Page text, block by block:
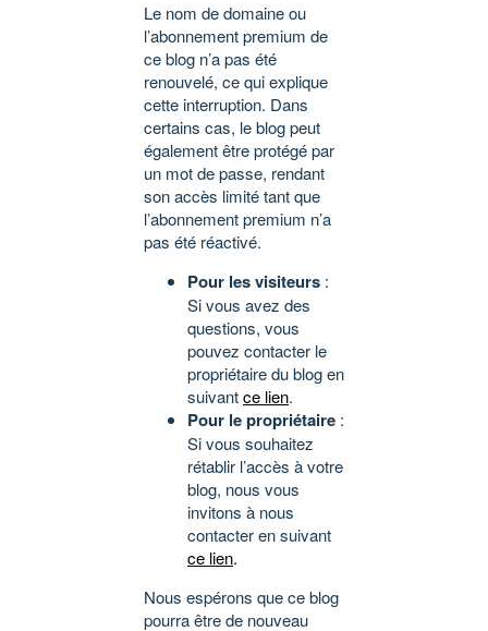
Le nom de domaine ou
l’abonnement premium de
ce blog n’a pas été
renouvelé, ce qui explique
cette interruption. Dans
certains cas, le blog peut
également être protégé par
un mot de passe, rendant
son accès limité tant que
l’abonnement premium n’a
pas été réactivé.
Pour les visiteurs :
Si vous avez des
questions, vous
pouvez contacter le
propriétaire du blog en
suivantce lien.
Pour le propriétaire :
Si vous souhaitez
rétablir l’accès à votre
blog, nous vous
invitons à nous
contacter en suivant
ce lien.
Nous espérons que ce blog
pourra être de nouveau